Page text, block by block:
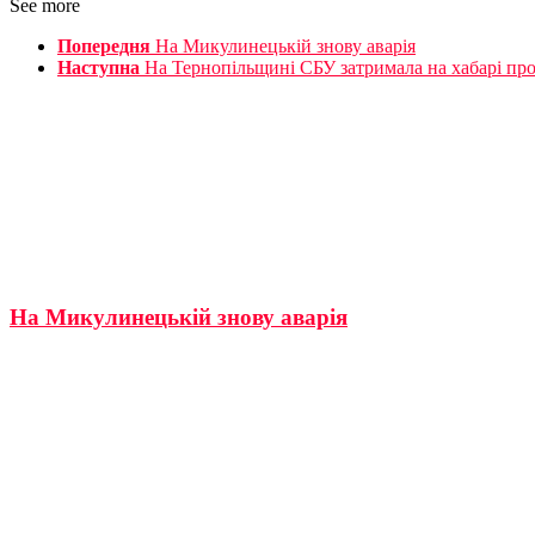
See more
Попередня На Микулинецькій знову аварія
Наступна На Тернопільщині СБУ затримала на хабарі
На Микулинецькій знову аварія